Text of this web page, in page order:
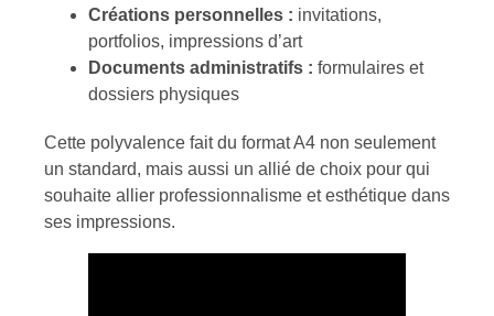
Créations personnelles : invitations,
portfolios, impressions d’art
Documents administratifs : formulaires et
dossiers physiques
Cette polyvalence fait du format A4 non seulement
un standard, mais aussi un allié de choix pour qui
souhaite allier professionnalisme et esthétique dans
ses impressions.